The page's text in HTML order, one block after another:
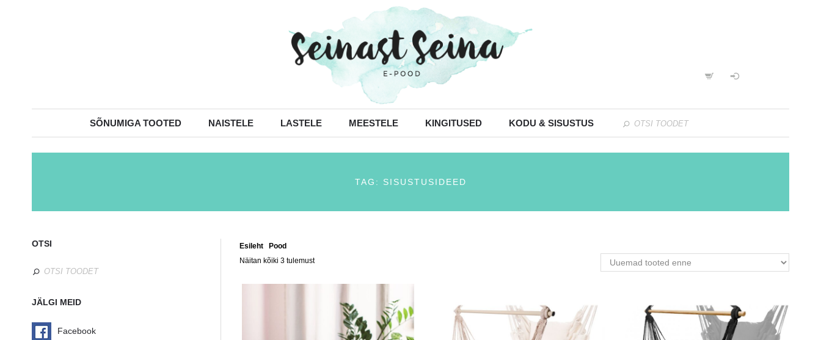
SÕNUMIGA TOOTED NAISTELE LASTELE MEESTELE KINGITUSED KODU & SISUSTUS
TAG: SISUSTUSIDEED
Esileht /Pood
Näitan kõiki 3 tulemust
OTSI
JÄLGI MEID
Facebook